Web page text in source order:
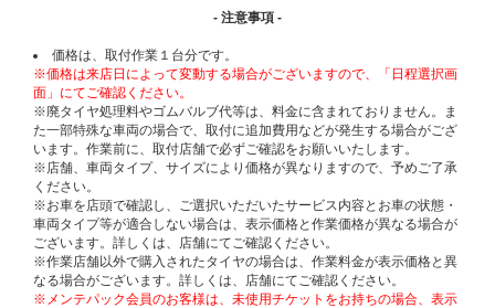
- 注意事項 -
価格は、取付作業１台分です。
※価格は来店日によって変動する場合がございますので、「日程選択画
面」にてご確認ください。
※廃タイヤ処理料やゴムバルブ代等は、料金に含まれておりません。ま
た一部特殊な車両の場合で、取付に追加費用などが発生する場合がござ
います。作業前に、取付店舗で必ずご確認をお願いいたします。
※店舗、車両タイプ、サイズにより価格が異なりますので、予めご了承
ください。
※お車を店頭で確認し、ご選択いただいたサービス内容とお車の状態・
車両タイプ等が適合しない場合は、表示価格と作業価格が異なる場合が
ございます。詳しくは、店舗にてご確認ください。
※作業店舗以外で購入されたタイヤの場合は、作業料金が表示価格と異
なる場合がございます。詳しくは、店舗にてご確認ください。
※メンテパック会員のお客様は、未使用チケットをお持ちの場合、表示